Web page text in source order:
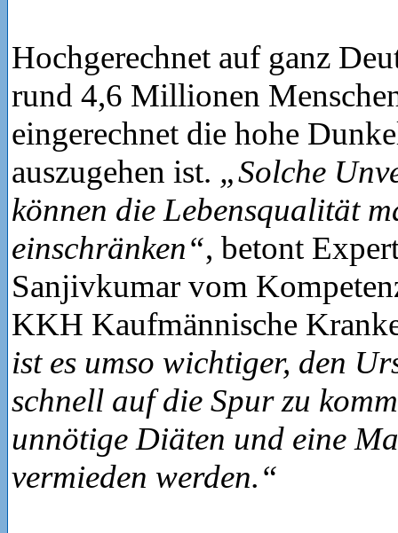
Hochgerechnet auf ganz
rund 4,6 Millionen
eingerechnet die hohe
auszugehen ist. „Solche
können die Lebensqualität
einschränken“, betont
Sanjivkumar vom
KKH Kaufmännische
ist es umso wichtiger, den
schnell auf die Spur zu
unnötige Diäten und eine
vermieden werden.“